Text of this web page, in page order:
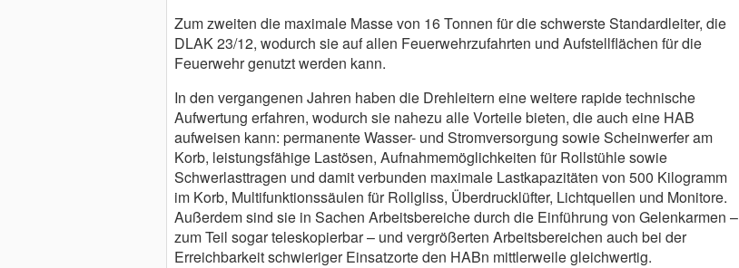
Zum zweiten die maximale Masse von 16 Tonnen für die schwerste Standardleiter, die
DLAK 23/12, wodurch sie auf allen Feuerwehrzufahrten und Aufstellflächen für die
Feuerwehr genutzt werden kann.
In den vergangenen Jahren haben die Drehleitern eine weitere rapide technische
Aufwertung erfahren, wodurch sie nahezu alle Vorteile bieten, die auch eine HAB
aufweisen kann: permanente Wasser- und Stromversorgung sowie Scheinwerfer am
Korb, leistungsfähige Lastösen, Aufnahmemöglichkeiten für Rollstühle sowie
Schwerlasttragen und damit verbunden maximale Lastkapazitäten von 500 Kilogramm
im Korb, Multifunktionssäulen für Rollgliss, Überdrucklüfter, Lichtquellen und Monitore.
Außerdem sind sie in Sachen Arbeitsbereiche durch die Einführung von Gelenkarmen –
zum Teil sogar teleskopierbar – und vergrößerten Arbeitsbereichen auch bei der
Erreichbarkeit schwieriger Einsatzorte den HABn mittlerweile gleichwertig.